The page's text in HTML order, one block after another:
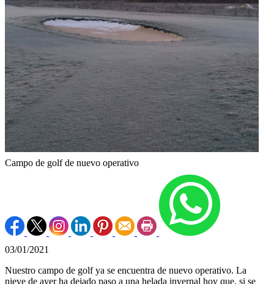
Campo de golf de nuevo operativo
03/01/2021
Nuestro campo de golf ya se encuentra de nuevo operativo. La
nieve de ayer ha dejado paso a una helada invernal hoy que, si se